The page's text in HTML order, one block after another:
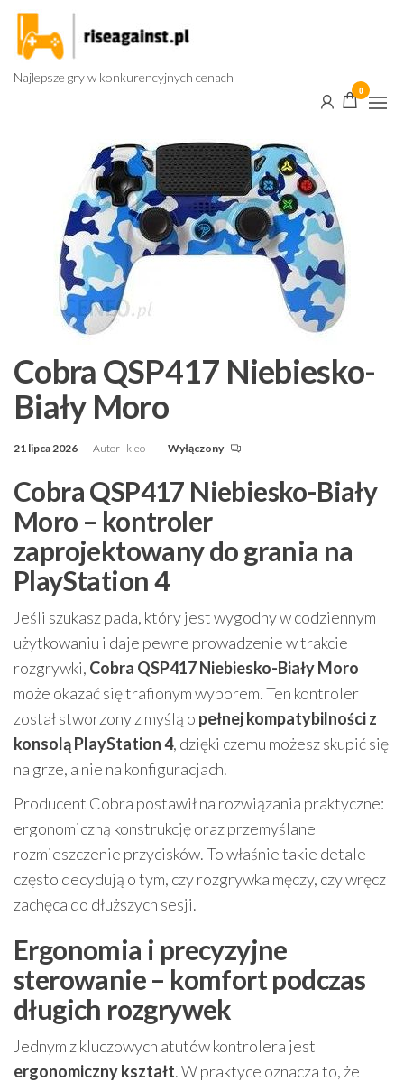
Przejdź
treści
Najlepsze gry w konkurencyjnych cenach
0
Cobra QSP417 Niebiesko-
Biały Moro
21 lipca 2026 Autor kleo Wyłączony
Cobra QSP417 Niebiesko-Biały
Moro – kontroler
zaprojektowany do grania na
PlayStation 4
Jeśli szukasz pada, który jest wygodny w codziennym
użytkowaniu i daje pewne prowadzenie w trakcie
rozgrywki, Cobra QSP417 Niebiesko-Biały Moro
może okazać się trafionym wyborem. Ten kontroler
został stworzony z myślą o pełnej kompatybilności z
konsolą PlayStation 4, dzięki czemu możesz skupić się
na grze, a nie na konfiguracjach.
Producent Cobra postawił na rozwiązania praktyczne:
ergonomiczną konstrukcję oraz przemyślane
rozmieszczenie przycisków. To właśnie takie detale
często decydują o tym, czy rozgrywka męczy, czy wręcz
zachęca do dłuższych sesji.
Ergonomia i precyzyjne
sterowanie – komfort podczas
długich rozgrywek
Jednym z kluczowych atutów kontrolera jest
ergonomiczny kształt. W praktyce oznacza to, że